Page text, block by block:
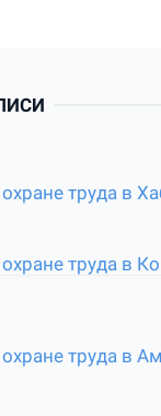
труда в
труда в
труда в